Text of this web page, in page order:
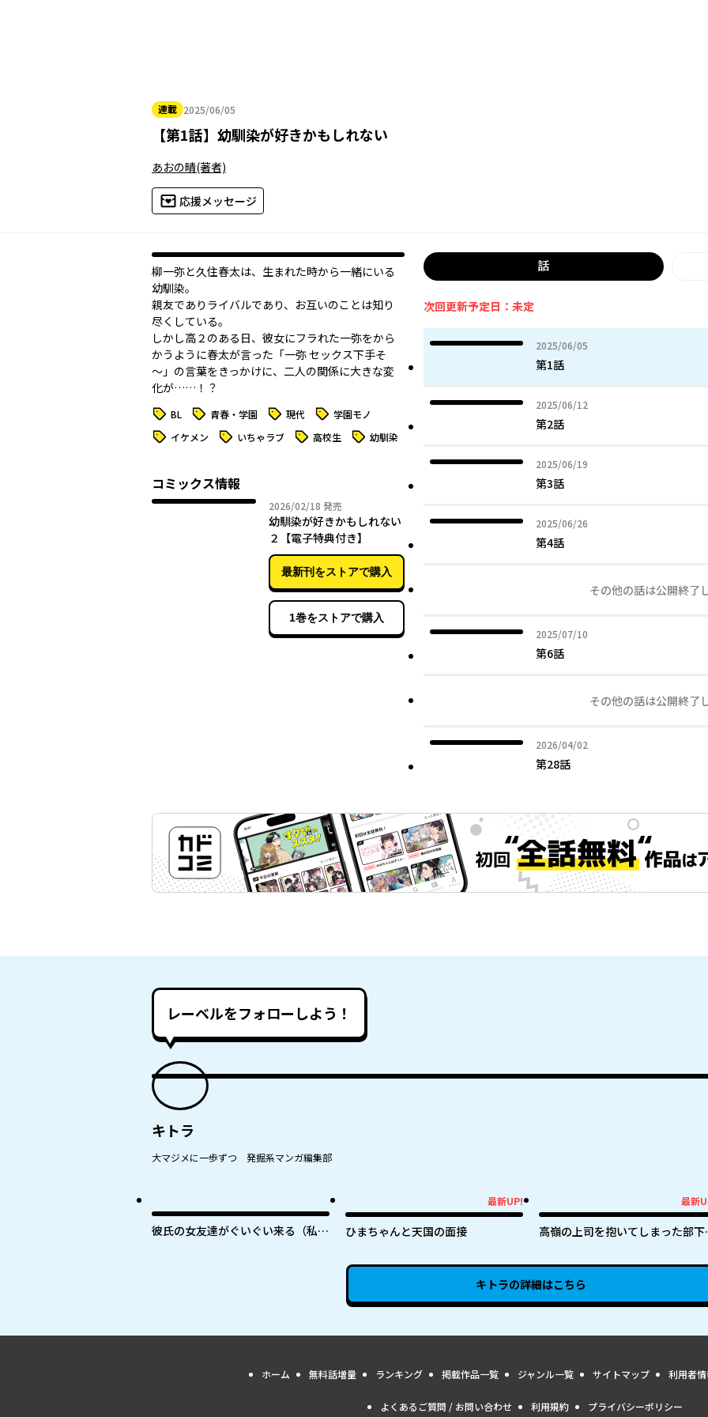
連載 2025/06/05
2025年06月05日
【第1話】 幼馴染が好きかもしれない
あおの晴(著者)
応援メッセージ
柳一弥と久住春太は、生まれた時から一緒にいる
幼馴染。
親友でありライバルであり、お互いのことは知り
尽くしている。
しかし高２のある日、彼女にフラれた一弥をから
かうように春太が言った「一弥 セックス下手そ
～」の言葉をきっかけに、二人の関係に大きな変
化が……！？
タグ BL タグ 青春・学園 タグ 現代 タグ 学園モノ
タグ イケメン タグ いちゃラブ タグ 高校生 タグ 幼馴染
コミックス情報
2026/02/18 2026年02月18日
発売
幼馴染が好きかもしれない
２【電子特典付き】
最新刊をストアで購入
1巻をストアで購入
話
次回更新予定日：未定
2025/06/05
2025年06月05日
第1話
2025/06/12
2025年06月12日
第2話
2025/06/19
2025年06月19日
第3話
2025/06/26
2025年06月26日
第4話
その他の話は公開終了
2025/07/10
2025年07月10日
第6話
その他の話は公開終了
2026/04/02
2026年04月02日
第28話
レーベルをフォローしよう！
キトラ
大マジメに一歩ずつ 発掘系マンガ編集部
彼氏の女友達がぐいぐい来る（私
最新UP!
ひまちゃんと天国の面接
最新
高嶺の上司を抱いてしまった部下
キトラの詳細はこちら
ホーム 無料話増量 ランキング 掲載作品一覧 ジャンル一覧 サイトマップ 利用者
よくあるご質問 / お問い合わせ 利用規約 プライバシーポリシー